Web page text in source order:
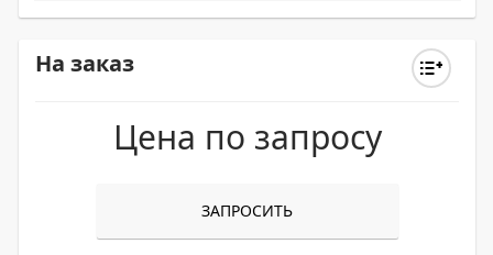
На заказ
Цена по запросу
ЗАПРОСИТЬ